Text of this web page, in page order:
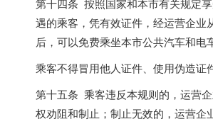
第十四条 按照国家和本市有关规定
遇的乘客，凭有效证件，经运营企业
后，可以免费乘坐本市公共汽车和电车
乘客不得冒用他人证件、使用伪造证
第十五条 乘客违反本规则的，运营
权劝阻和制止；制止无效的，运营企